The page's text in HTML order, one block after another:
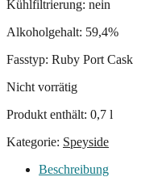
Kühlfiltrierung: nein
Alkoholgehalt: 59,4%
Fasstyp: Ruby Port Cask
Nicht vorrätig
Produkt enthält: 0,7 l
Kategorie: Speyside
Beschreibung